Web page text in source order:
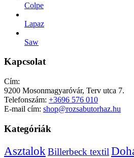
Colpe
Lapaz
Saw
Kapcsolat
Cím:
9200 Mosonmagyaróvár, Terv utca 7.
Telefonszám: +3696 576 010
E-mail cím: shop@rozsabutorhaz.hu
Kategóriák
Asztalok Billerbeck textil